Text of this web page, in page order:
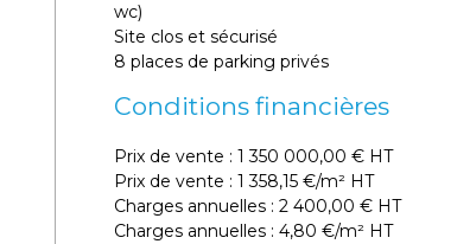
wc)
Site clos et sécurisé
8 places de parking privés
Conditions financières
Prix de vente : 1 350 000,00 € HT
Prix de vente : 1 358,15 €/m² HT
Charges annuelles : 2 400,00 € HT
Charges annuelles : 4,80 €/m² HT